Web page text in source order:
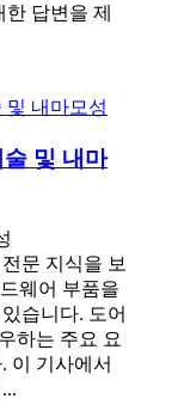
답변을 제
및 내마
문 지식을 보
웨어 부품을
습니다. 도어
하는 주요 요
이 기사에서